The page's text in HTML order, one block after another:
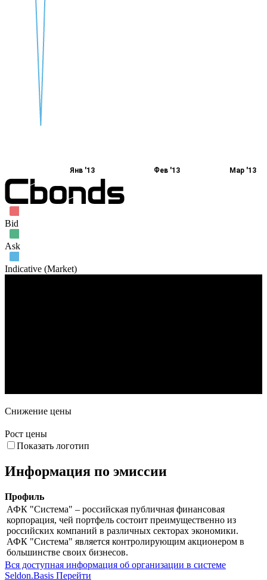
Янв '13 Фев '13 Мар '13
Bid
Ask
Indicative (Market)
Снижение цены
Рост цены
Показать логотип
Информация по эмиссии
Профиль
АФК "Система" – российская публичная финансовая
корпорация, чей портфель состоит преимущественно из
российских компаний в различных секторах экономики.
АФК "Система" является контролирующим акционером в
большинстве своих бизнесов.
Вся доступная информация об организации в системе
Seldon.Basis Перейти